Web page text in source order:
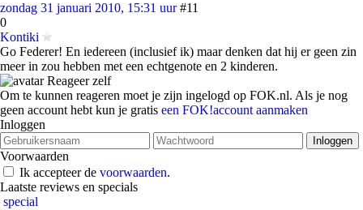
zondag 31 januari 2010, 15:31 uur #11
0
Kontiki
Go Federer! En iedereen (inclusief ik) maar denken dat hij er geen zin
meer in zou hebben met een echtgenote en 2 kinderen.
Reageer zelf
Om te kunnen reageren moet je zijn ingelogd op FOK.nl. Als je nog
geen account hebt kun je gratis een FOK!account aanmaken
Inloggen
Voorwaarden
Ik accepteer de voorwaarden.
Laatste reviews en specials
special